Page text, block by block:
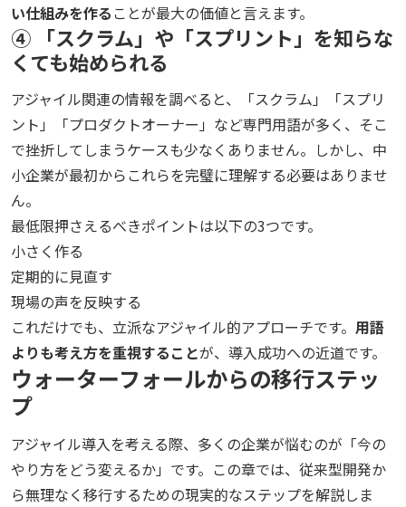
い仕組みを作る ことが最大の価値と言えます。
④ 「スクラム」や「スプリント」を知らな
くても始められる
アジャイル関連の情報を調べると、「スクラム」「スプリ
ント」「プロダクトオーナー」など専門用語が多く、そこ
で挫折してしまうケースも少なくありません。しかし、中
小企業が最初からこれらを完璧に理解する必要はありませ
ん。
最低限押さえるべきポイントは以下の3つです。
小さく作る
定期的に見直す
現場の声を反映する
これだけでも、立派なアジャイル的アプローチです。 用語
よりも考え方を重視することが、導入成功への近道です。
ウォーターフォールからの移行ステッ
プ
アジャイル導入を考える際、多くの企業が悩むのが「今の
やり方をどう変えるか」です。この章では、従来型開発か
ら無理なく移行するための現実的なステップを解説しま